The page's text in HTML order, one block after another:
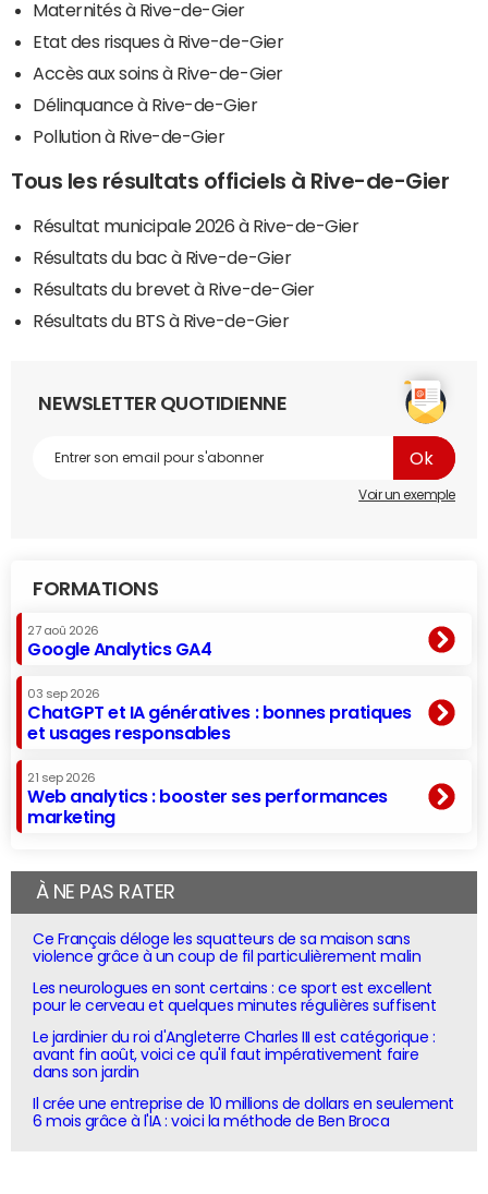
Maternités à Rive-de-Gier
Etat des risques à Rive-de-Gier
Accès aux soins à Rive-de-Gier
Délinquance à Rive-de-Gier
Pollution à Rive-de-Gier
Tous les résultats officiels à Rive-de-Gier
Résultat municipale 2026 à Rive-de-Gier
Résultats du bac à Rive-de-Gier
Résultats du brevet à Rive-de-Gier
Résultats du BTS à Rive-de-Gier
NEWSLETTER QUOTIDIENNE
Voir un exemple
FORMATIONS
27 aoû 2026
Google Analytics GA4
03 sep 2026
ChatGPT et IA génératives : bonnes pratiques
et usages responsables
21 sep 2026
Web analytics : booster ses performances
marketing
À NE PAS RATER
Ce Français déloge les squatteurs de sa maison sans
violence grâce à un coup de fil particulièrement malin
Les neurologues en sont certains : ce sport est excellent
pour le cerveau et quelques minutes régulières suffisent
Le jardinier du roi d'Angleterre Charles III est catégorique :
avant fin août, voici ce qu'il faut impérativement faire
dans son jardin
Il crée une entreprise de 10 millions de dollars en seulement
6 mois grâce à l'IA : voici la méthode de Ben Broca